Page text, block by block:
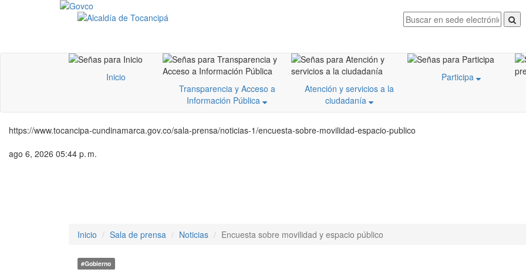
Inicio
Transparencia y Acceso a
Información Pública
Atención y servicios a la
ciudadanía
Participa
https://www.tocancipa-cundinamarca.gov.co/sala-prensa/noticias-1/encuesta-sobre-movilidad-espacio-publico
ago 6, 2026 05:44 p. m.
Inicio Sala de prensa Noticias Encuesta sobre movilidad y espacio público
#Gobierno